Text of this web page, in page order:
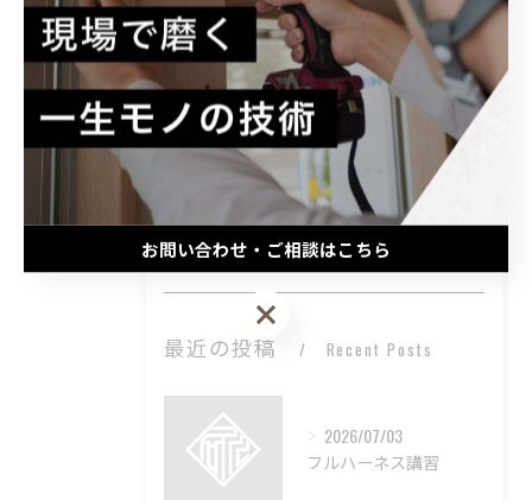
全てのカテゴリー
大工
正社員
最近の投稿 Recent Posts
2026/07/03
フルハーネス講習
お問い合わせ・ご相談はこちら
お問い合わせ・ご相談はこちら